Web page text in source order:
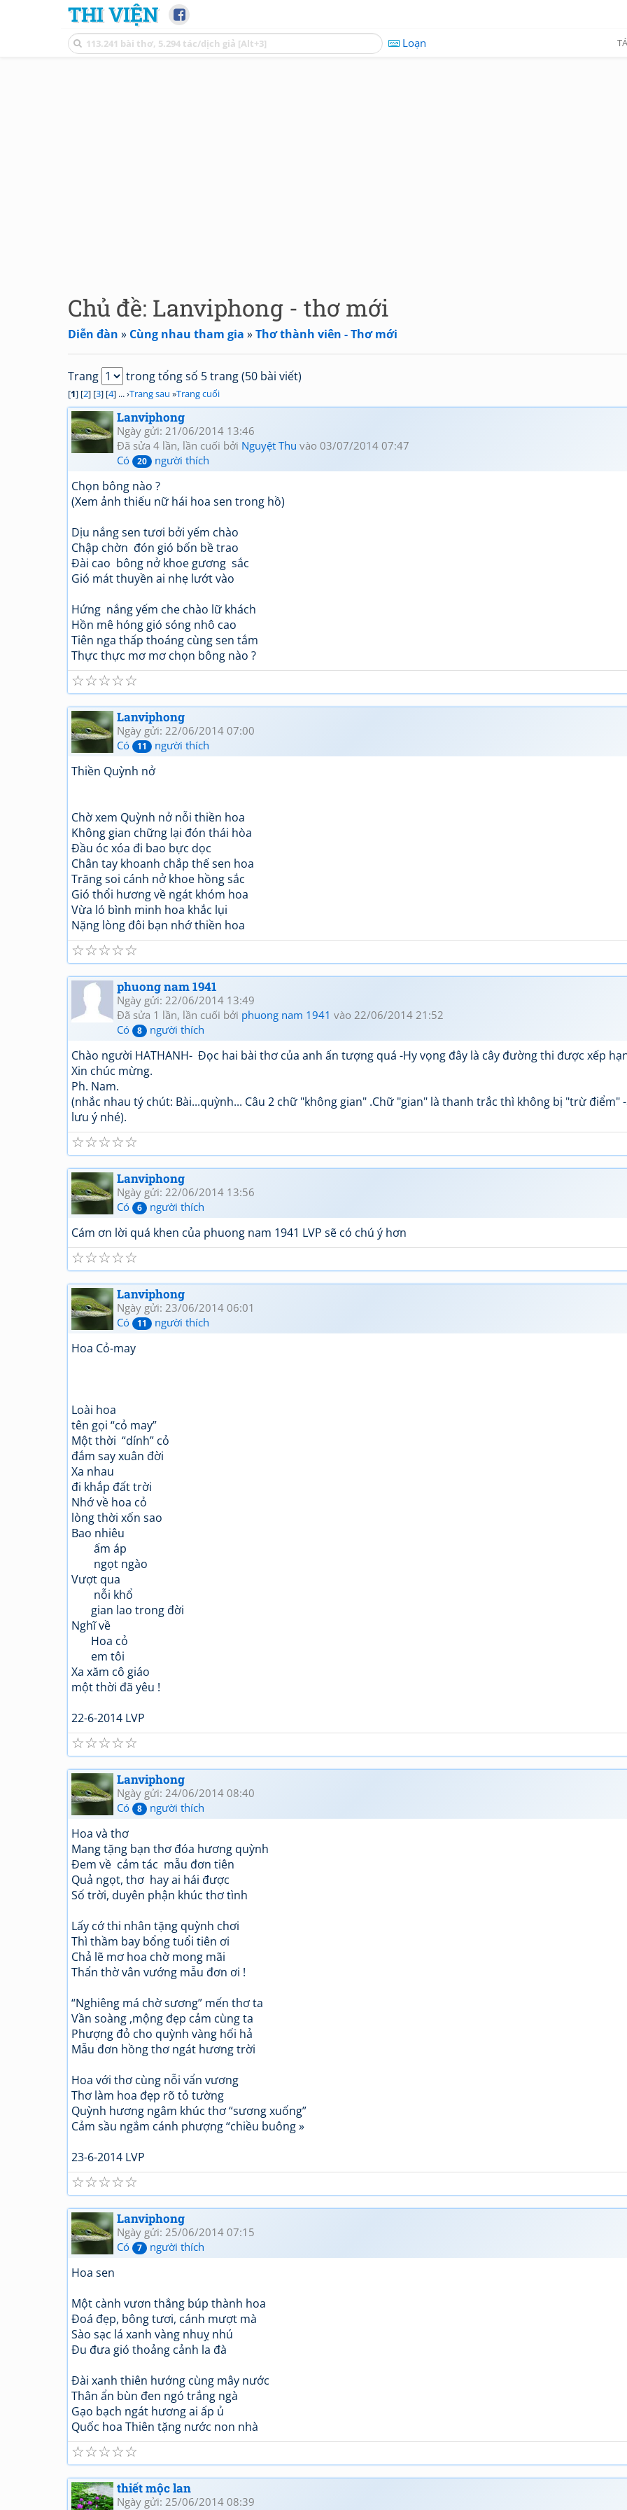
THI VIỆN
Loạn
Chủ đề: Lanviphong - thơ mới
Diễn đàn » Cùng nhau tham gia »Thơ thành viên - Thơ mới
Trang trong tổng số 5 trang (50 bài viết)
[1] [2] [3] [4] ... ›Trang sau »Trang cuối
Lanviphong
Ngày gửi: 21/06/2014 13:46
Đã sửa 4 lần, lần cuối bởi Nguyệt Thu vào 03/07/2014 07:47
Có
20 người thích
Chọn bông nào ?
(Xem ảnh thiếu nữ hái hoa sen trong hồ)
Dịu nắng sen tươi bởi yếm chào
Chập chờn đón gió bốn bề trao
Đài cao bông nở khoe gương sắc
Gió mát thuyền ai nhẹ lướt vào
Hứng nắng yếm che chào lữ khách
Hồn mê hóng gió sóng nhô cao
Tiên nga thấp thoáng cùng sen tắm
Thực thực mơ mơ chọn bông nào ?
☆
☆
☆
☆
☆
Lanviphong
Ngày gửi: 22/06/2014 07:00
Có
11 người thích
Thiền Quỳnh nở
Chờ xem Quỳnh nở nỗi thiền hoa
Không gian chững lại đón thái hòa
Đầu óc xóa đi bao bực dọc
Chân tay khoanh chắp thế sen hoa
Trăng soi cánh nở khoe hồng sắc
Gió thổi hương về ngát khóm hoa
Vừa ló bình minh hoa khắc lụi
Nặng lòng đôi bạn nhớ thiền hoa
☆
☆
☆
☆
☆
phuong nam 1941
Ngày gửi: 22/06/2014 13:49
Đã sửa 1 lần, lần cuối bởi phuong nam 1941 vào 22/06/2014 21:52
Có
8 người thích
Chào người HATHANH- Đọc hai bài thơ của anh ấn tượng quá -Hy vọng đây là cây đường thi được xếp
Xin chúc mừng.
Ph. Nam.
(nhắc nhau tý chút: Bài...quỳnh... Câu 2 chữ "không gian" .Chữ "gian" là thanh trắc thì không bị "trừ điểm"
lưu ý nhé).
☆
☆
☆
☆
☆
Lanviphong
Ngày gửi: 22/06/2014 13:56
Có
6 người thích
Cám ơn lời quá khen của phuong nam 1941 LVP sẽ có chú ý hơn
☆
☆
☆
☆
☆
Lanviphong
Ngày gửi: 23/06/2014 06:01
Có
11 người thích
Hoa Cỏ-may
Loài hoa
tên gọi “cỏ may”
Một thời “dính” cỏ
đắm say xuân đời
Xa nhau
đi khắp đất trời
Nhớ về hoa cỏ
lòng thời xốn sao
Bao nhiêu
ấm áp
ngọt ngào
Vượt qua
nỗi khổ
gian lao trong đời
Nghĩ về
Hoa cỏ
em tôi
Xa xăm cô giáo
một thời đã yêu !
22-6-2014 LVP
☆
☆
☆
☆
☆
Lanviphong
Ngày gửi: 24/06/2014 08:40
Có
8 người thích
Hoa và thơ
Mang tặng bạn thơ đóa hương quỳnh
Đem về cảm tác mẫu đơn tiên
Quả ngọt, thơ hay ai hái được
Số trời, duyên phận khúc thơ tình
Lấy cớ thi nhân tặng quỳnh chơi
Thì thầm bay bổng tuổi tiên ơi
Chả lẽ mơ hoa chờ mong mãi
Thẩn thờ vân vướng mẫu đơn ơi !
“Nghiêng má chờ sương” mến thơ ta
Vần soàng ,mộng đẹp cảm cùng ta
Phượng đỏ cho quỳnh vàng hối hả
Mẫu đơn hồng thơ ngát hương trời
Hoa với thơ cùng nỗi vẩn vương
Thơ làm hoa đẹp rõ tỏ tường
Quỳnh hương ngâm khúc thơ “sương xuống”
Cảm sầu ngắm cánh phượng “chiều buông »
23-6-2014 LVP
☆
☆
☆
☆
☆
Lanviphong
Ngày gửi: 25/06/2014 07:15
Có
7 người thích
Hoa sen
Một cành vươn thẳng búp thành hoa
Đoá đẹp, bông tươi, cánh mượt mà
Sào sạc lá xanh vàng nhuỵ nhú
Đu đưa gió thoảng cảnh la đà
Đài xanh thiên hướng cùng mây nước
Thân ẩn bùn đen ngó trắng ngà
Gạo bạch ngát hương ai ấp ủ
Quốc hoa Thiên tặng nước non nhà
☆
☆
☆
☆
☆
thiết mộc lan
Ngày gửi: 25/06/2014 08:39